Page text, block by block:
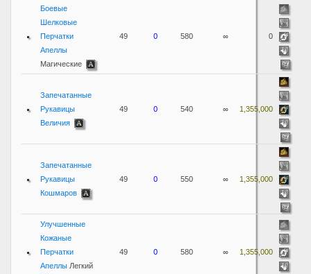
Боевые
Шелковые
Перчатки
Апеллы
Магические
49 0 580 ∞ 0
Запечатанные
Рукавицы
Величия
49 0 540 ∞ 1,355,000
Запечатанные
Рукавицы
Кошмаров
49 0 550 ∞ 1,355,000
Улучшенные
Кожаные
Перчатки
Апеллы Легкий
49 0 580 ∞ 1,355,000